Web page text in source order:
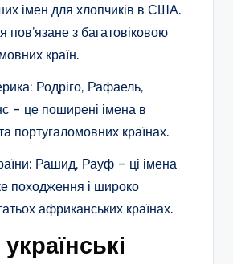
імен для хлопчиків в США.
пов’язане з багатовіковою
країн.
Родріго, Рафаель,
– це поширені імена в
португаломовних країнах.
Рашид, Рауф – ці імена
походження і широко
африканських країнах.
українські